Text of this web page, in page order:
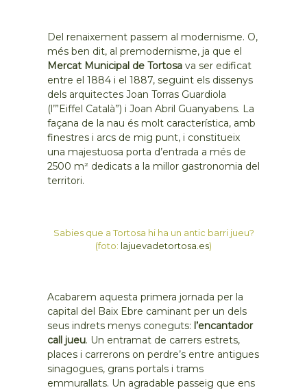
Del renaixement passem al modernisme. O,
més ben dit, al premodernisme, ja que el
Mercat Municipal de Tortosa va ser edificat
entre el 1884 i el 1887, seguint els dissenys
dels arquitectes Joan Torras Guardiola
(l’”Eiffel Català”) i Joan Abril Guanyabens. La
façana de la nau és molt característica, amb
finestres i arcs de mig punt, i constitueix
una majestuosa porta d’entrada a més de
2500 m² dedicats a la millor gastronomia del
territori.
Sabies que a Tortosa hi ha un antic barri jueu?
(foto: lajuevadetortosa.es)
Acabarem aquesta primera jornada per la
capital del Baix Ebre caminant per un dels
seus indrets menys coneguts: l’encantador
call jueu. Un entramat de carrers estrets,
places i carrerons on perdre’s entre antigues
sinagogues, grans portals i trams
emmurallats. Un agradable passeig que ens